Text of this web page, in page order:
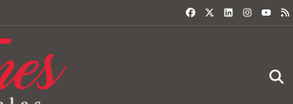
FACEBOOKLINKEDININSTAGRAM